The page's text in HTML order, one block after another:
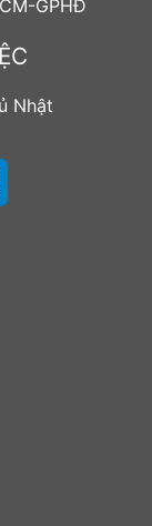
GPHĐ
Nhật